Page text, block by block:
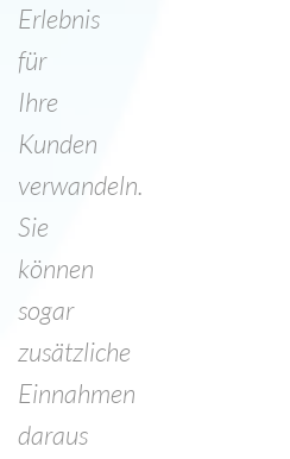
Erlebnis
für
Ihre
Kunden
verwandeln.
Sie
können
sogar
zusätzliche
Einnahmen
daraus